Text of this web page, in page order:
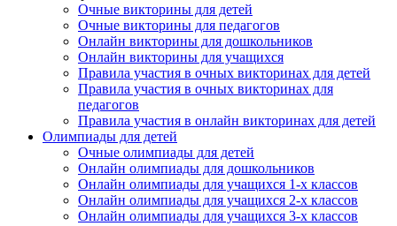
Очные викторины для детей
Очные викторины для педагогов
Онлайн викторины для дошкольников
Онлайн викторины для учащихся
Правила участия в очных викторинах для детей
Правила участия в очных викторинах для
педагогов
Правила участия в онлайн викторинах для детей
Олимпиады для детей
Очные олимпиады для детей
Онлайн олимпиады для дошкольников
Онлайн олимпиады для учащихся 1-х классов
Онлайн олимпиады для учащихся 2-х классов
Онлайн олимпиады для учащихся 3-х классов